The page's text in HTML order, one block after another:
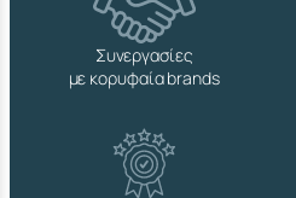
Συνεργασίες
με κορυφαία brands